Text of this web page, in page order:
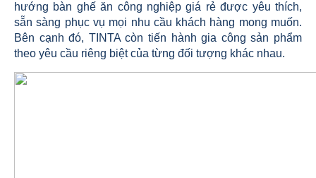
hướng bàn ghế ăn công nghiệp giá rẻ được yêu thích,
sẵn sàng phục vụ mọi nhu cầu khách hàng mong muốn.
Bên cạnh đó, TINTA còn tiến hành gia công sản phẩm
theo yêu cầu riêng biệt của từng đối tượng khác nhau.